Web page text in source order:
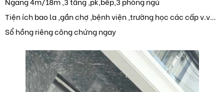
Tiện ích bao la ,gần chợ ,bệnh viện ,trường học các cấp v.v…
Sổ hồng riêng công chứng ngay